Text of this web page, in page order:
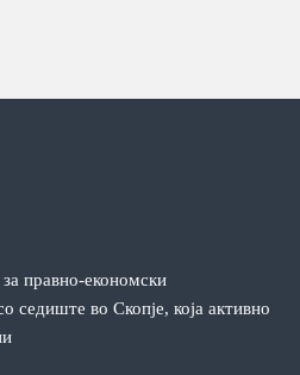
правно-економски
седиште во Скопје, која активно